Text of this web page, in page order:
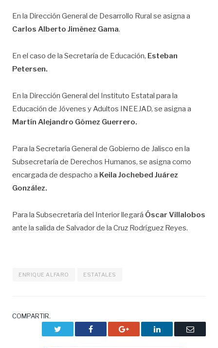
En la Dirección General de Desarrollo Rural se asigna a
Carlos Alberto Jiménez Gama.
En el caso de la Secretaría de Educación, Esteban
Petersen.
En la Dirección General del Instituto Estatal para la
Educación de Jóvenes y Adultos INEEJAD, se asigna a
Martín Alejandro Gómez Guerrero.
Para la Secretaría General de Gobierno de Jalisco en la
Subsecretaría de Derechos Humanos, se asigna como
encargada de despacho a Keila Jochebed Juárez
González.
Para la Subsecretaría del Interior llegará Óscar Villalobos
ante la salida de Salvador de la Cruz Rodríguez Reyes.
ENRIQUE ALFARO ESTATALES
COMPARTIR.
Facebook Google+ LinkedIn
Correo